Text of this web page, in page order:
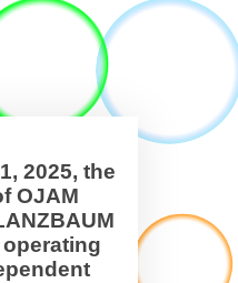
2025, the
OJAM